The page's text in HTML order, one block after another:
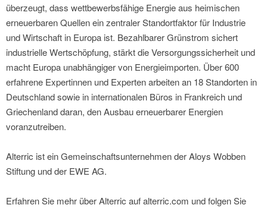
überzeugt, dass wettbewerbsfähige Energie aus heimischen
erneuerbaren Quellen ein zentraler Standortfaktor für Industrie
und Wirtschaft in Europa ist. Bezahlbarer Grünstrom sichert
industrielle Wertschöpfung, stärkt die Versorgungssicherheit und
macht Europa unabhängiger von Energieimporten. Über 600
erfahrene Expertinnen und Experten arbeiten an 18 Standorten in
Deutschland sowie in internationalen Büros in Frankreich und
Griechenland daran, den Ausbau erneuerbarer Energien
voranzutreiben.
Alterric ist ein Gemeinschaftsunternehmen der Aloys Wobben
Stiftung und der EWE AG.
Erfahren Sie mehr über Alterric auf alterric.com und folgen Sie